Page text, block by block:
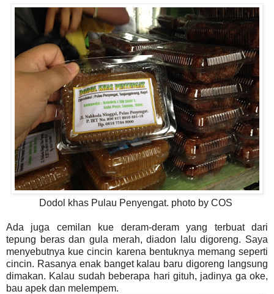
Dodol khas Pulau Penyengat. photo by COS
Ada juga cemilan kue deram-deram yang terbuat dari
tepung beras dan gula merah, diadon lalu digoreng. Saya
menyebutnya kue cincin karena bentuknya memang seperti
cincin. Rasanya enak banget kalau baru digoreng langsung
dimakan. Kalau sudah beberapa hari gituh, jadinya ga oke,
bau apek dan melempem.